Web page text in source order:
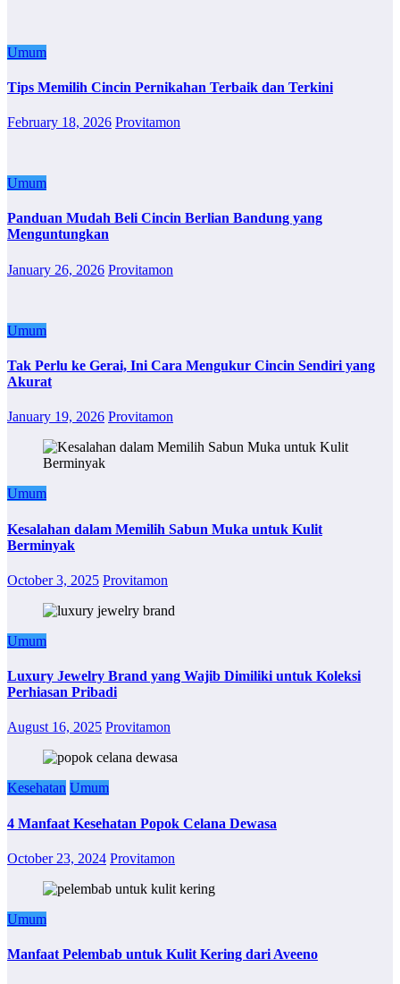
Umum
Tips Memilih Cincin Pernikahan Terbaik dan Terkini
February 18, 2026 Provitamon
Umum
Panduan Mudah Beli Cincin Berlian Bandung yang
Menguntungkan
January 26, 2026 Provitamon
Umum
Tak Perlu ke Gerai, Ini Cara Mengukur Cincin Sendiri yang
Akurat
January 19, 2026 Provitamon
Umum
Kesalahan dalam Memilih Sabun Muka untuk Kulit
Berminyak
October 3, 2025 Provitamon
Umum
Luxury Jewelry Brand yang Wajib Dimiliki untuk Koleksi
Perhiasan Pribadi
August 16, 2025 Provitamon
Kesehatan Umum
4 Manfaat Kesehatan Popok Celana Dewasa
October 23, 2024 Provitamon
Umum
Manfaat Pelembab untuk Kulit Kering dari Aveeno